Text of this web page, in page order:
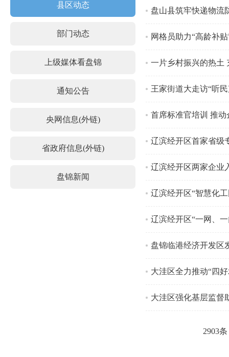
县区动态
部门动态
上级媒体看盘锦
通知公告
央网信息(外链)
省政府信息(外链)
盘锦新闻
盘山县筑牢快递物流
网格员助力“高龄补
一片乡村振兴的热土
王家街道大走访“听
首席标准官培训 推
辽滨经开区首家省级
辽滨经开区两家企业
辽滨经开区“智慧化
辽滨经开区“一网、
盘锦临港经济开发区
大洼区全力推动“四
大洼区强化基层监督
2903